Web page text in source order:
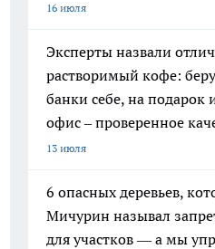
16 июля
Эксперты назвали
растворимый кофе:
банки себе, на подарок
офис – проверенное
13 июля
6 опасных деревьев,
Мичурин называл
для участков — а мы